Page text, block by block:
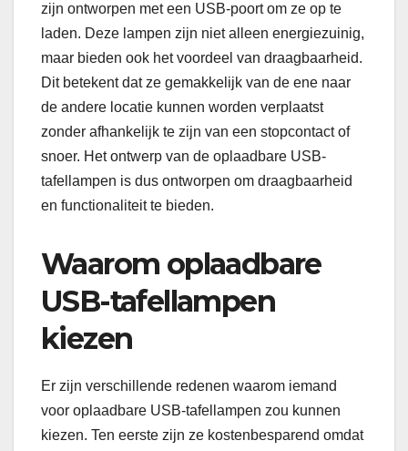
zijn ontworpen met een USB-poort om ze op te
laden. Deze lampen zijn niet alleen energiezuinig,
maar bieden ook het voordeel van draagbaarheid.
Dit betekent dat ze gemakkelijk van de ene naar
de andere locatie kunnen worden verplaatst
zonder afhankelijk te zijn van een stopcontact of
snoer. Het ontwerp van de oplaadbare USB-
tafellampen is dus ontworpen om draagbaarheid
en functionaliteit te bieden.
Waarom oplaadbare
USB-tafellampen
kiezen
Er zijn verschillende redenen waarom iemand
voor oplaadbare USB-tafellampen zou kunnen
kiezen. Ten eerste zijn ze kostenbesparend omdat